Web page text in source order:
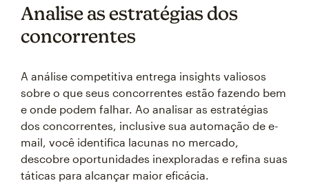
Analise as estratégias dos
concorrentes
A análise competitiva entrega insights valiosos
sobre o que seus concorrentes estão fazendo bem
e onde podem falhar. Ao analisar as estratégias
dos concorrentes, inclusive sua automação de e-
mail, você identifica lacunas no mercado,
descobre oportunidades inexploradas e refina suas
táticas para alcançar maior eficácia.